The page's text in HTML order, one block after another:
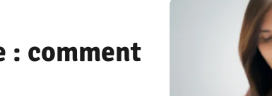
: comment